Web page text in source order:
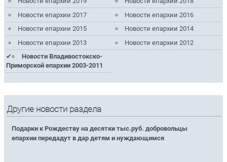
Новости епархии 2017
Новости епархии 2016
Новости епархии 2015
Новости епархии 2014
Новости епархии 2013
Новости епархии 2012
Новости Владивостокско-
Приморской епархии 2003-2011
Другие новости раздела
Подарки к Рождеству на десятки тыс.руб. добровольцы
епархии передадут в дар детям и нуждающимся